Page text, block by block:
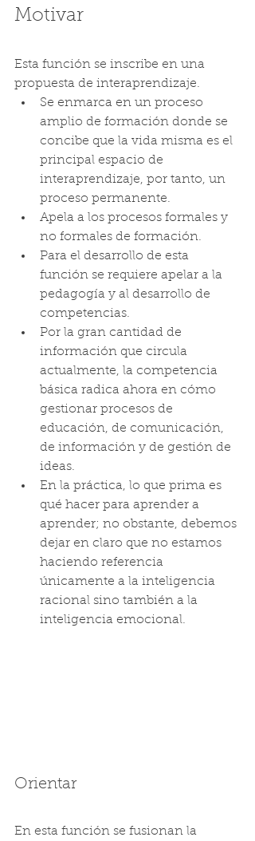
Motivar
Esta función se inscribe en una
propuesta de interaprendizaje.
Se enmarca en un proceso
amplio de formación donde se
concibe que la vida misma es el
principal espacio de
interaprendizaje, por tanto, un
proceso permanente.
Apela a los procesos formales y
no formales de formación.
Para el desarrollo de esta
función se requiere apelar a la
pedagogía y al desarrollo de
competencias.
Por la gran cantidad de
información que circula
actualmente, la competencia
básica radica ahora en cómo
gestionar procesos de
educación, de comunicación,
de información y de gestión de
ideas.
En la práctica, lo que prima es
qué hacer para aprender a
aprender; no obstante, debemos
dejar en claro que no estamos
haciendo referencia
únicamente a la inteligencia
racional sino también a la
inteligencia emocional.
Orientar
En esta función se fusionan la